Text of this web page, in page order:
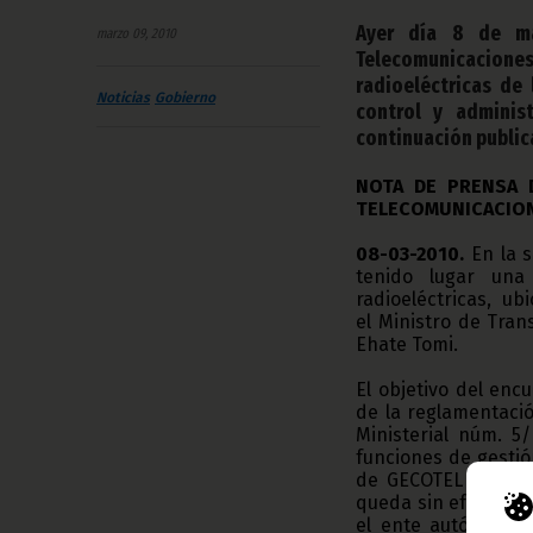
marzo 09, 2010
Noticias Gobierno
Ayer día 8 de
radioeléctricas de
control y
continuación
NOTA DE PRENSA
08-03-2010. En la
tenido lugar
radioeléctricas,
el Ministro de
Ehate Tomi.
El objetivo del
de la
Ministerial núm.
funciones de
de GECOTEL a la
queda sin efecto
el ente autónomo